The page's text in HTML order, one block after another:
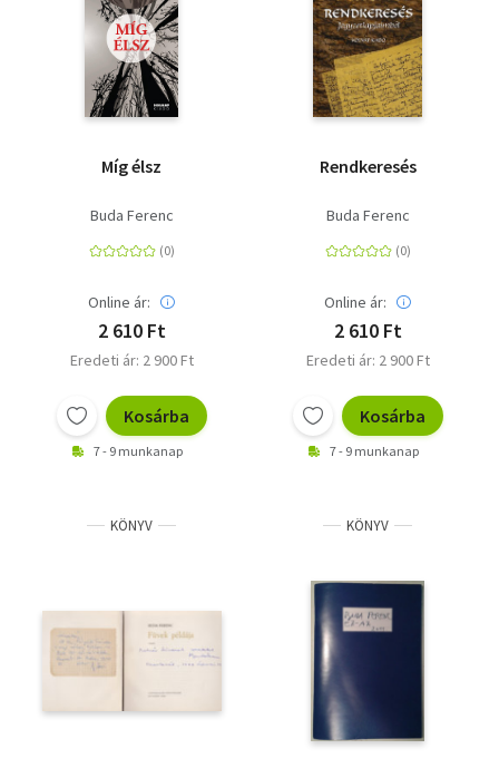
Míg élsz
Buda Ferenc
Online ár:
2 610 Ft
Eredeti ár: 2 900 Ft
Kosárba
7 - 9 munkanap
Rendkeresés
Buda Ferenc
Online ár:
2 610 Ft
Eredeti ár: 2 900 Ft
Kosárba
7 - 9 munkanap
KÖNYV KÖNYV